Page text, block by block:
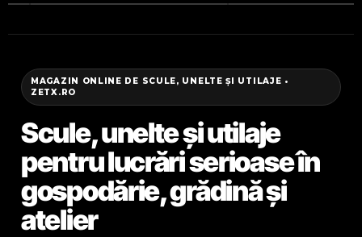
MAGAZIN ONLINE DE SCULE, UNELTE ȘI UTILAJE •
ZETX.RO
Scule, unelte și utilaje
pentru lucrări serioase în
gospodărie, grădină și
atelier